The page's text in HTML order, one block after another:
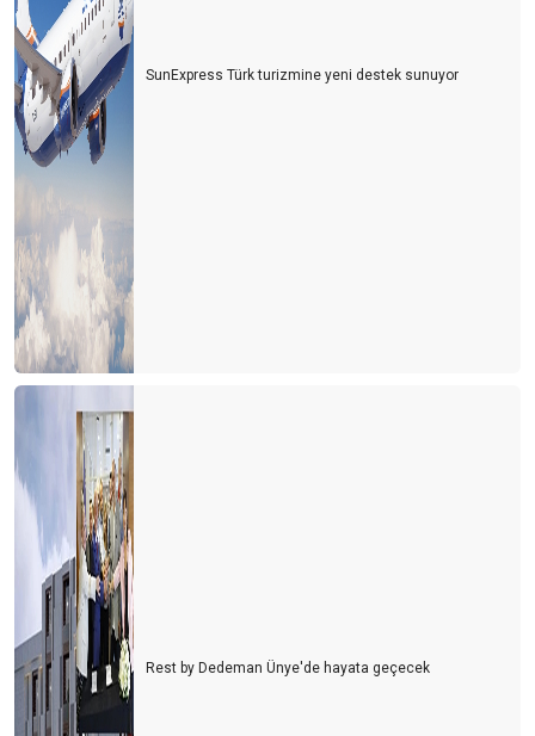
TÜRSAB SEÇİMLERİ ÖNCESİ DEĞERLENDİRMELER -1
Saklı Cennet Artvin
Seyahat Sigortası'nın adı "TÜRSAB SiGORTASI" olsun
MEDYA, TURİZM YAZARI ÇALIŞTIRMALI
YENİ HAVALİMANI "TAKSİCİ HAVALİMANI"
HER ŞEY DAHİL SİSTEMİ ASLA TARTIŞILMAMALI..!
SunExpress Türk turizmine yeni destek sunuyor
Rest by Dedeman Ünye'de hayata geçecek